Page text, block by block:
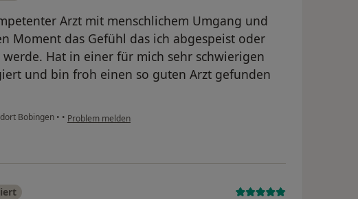
Arzt mit menschlichem Umgang und
Moment das Gefühl das ich abgespeist oder
Hat in einer für mich sehr schwierigen
und bin froh einen so guten Arzt gefunden
Bobingen • • Problem melden